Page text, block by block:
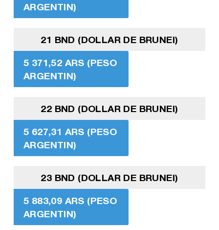
ARGENTIN)
21 BND (DOLLAR DE BRUNEI)
5 371,52 ARS (PESO
ARGENTIN)
22 BND (DOLLAR DE BRUNEI)
5 627,31 ARS (PESO
ARGENTIN)
23 BND (DOLLAR DE BRUNEI)
5 883,09 ARS (PESO
ARGENTIN)